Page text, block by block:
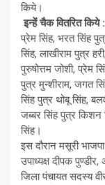
किये।
इन्हें चैक वितरित किये :
प्रेम सिंह, भरत सिंह
सिंह, लाखीराम पुत्र
पुरुषोत्तम जोशी, प्रेम
पुत्र मुन्शीराम, जगत
सिंह पुत्र थोबू सिंह,
जब्बर सिंह पुत्र
सिंह।
इस दौरान मसूरी
उपाध्यक्ष दीपक
जिला पंचायत सदस्य